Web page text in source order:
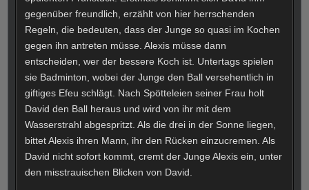
gegenüber freundlich, erzählt von hier herrschenden
Regeln, die bedeuten, dass der Junge so quasi im Kochen
gegen ihn antreten müsse. Alexis müsse dann
entscheiden, wer der bessere Koch ist. Untertags spielen
sie Badminton, wobei der Junge den Ball versehentlich in
giftiges Efeu schlägt. Nach Spötteleien seiner Frau holt
David den Ball heraus und wird von ihr mit dem
Wasserstrahl abgespritzt. Als die drei in der Sonne liegen,
bittet Alexis ihren Mann, ihr den Rücken einzucremen. Als
David nicht sofort kommt, cremt der Junge Alexis ein, unter
den misstrauischen Blicken von David.